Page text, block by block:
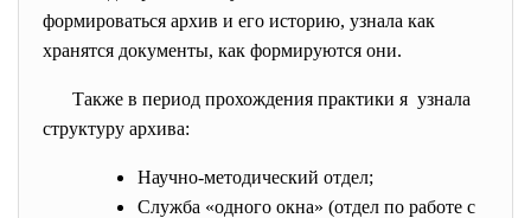
формироваться архив и его историю, узнала как
хранятся документы, как формируются они.
Также в период прохождения практики я узнала
структуру архива:
Научно-методический отдел;
Служба «одного окна» (отдел по работе с